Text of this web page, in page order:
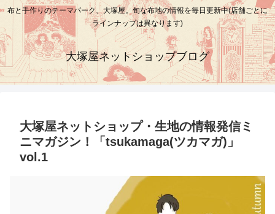
布と手作りのテーマパーク、大塚屋。旬な布地の情報を毎日更新中(店舗ごとに
ラインナップは異なります)
大塚屋ネットショップブログ
大塚屋ネットショップ・生地の情報発信ミ
ニマガジン！「tsukamaga(ツカマガ)」
vol.1